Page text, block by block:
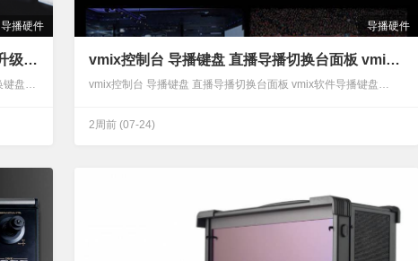
导播硬件
vMix软件切换台 控制面板 带云台控制摇杆 升级版 导播切换键盘
vMix软件切换台 控制面板 带云台控制摇杆 升级版 导播切换键盘锐隼CS-680是?款?持12通道的外挂型现场制作切换键盘。该切换键盘?持MIDI、USB-COM及Joystick协议挂接，您可以结合不同的导播系统所具备强?功能，增强您的现场节?制作活动效果。锐隼CS-680提供标准的通讯接?，可以将外部资源及本地素材通过操作控制，带到整个现场?产过程中。使?该切换控制台允许现场操作?员处理标题、图形、重播和其他显示任务，同时操作员可进?不同通道间的切换?作。…
导播硬件
vmix控制台 导播键盘 直播导播切换台面板 vmix软件导播键盘
vmix控制台 导播键盘 直播导播切换台面板 vmix软件导播键盘…
2周前 (07-24)